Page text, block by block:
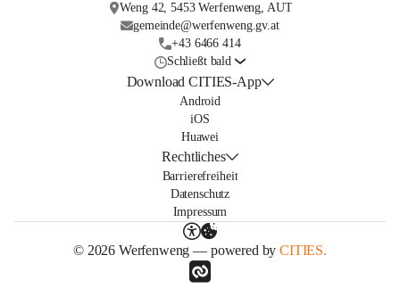
Weng 42, 5453 Werfenweng, AUT
gemeinde@werfenweng.gv.at
+43 6466 414
Schließt bald
Download CITIES-App
Android
iOS
Huawei
Rechtliches
Barrierefreiheit
Datenschutz
Impressum
© 2026 Werfenweng — powered byCITIES.